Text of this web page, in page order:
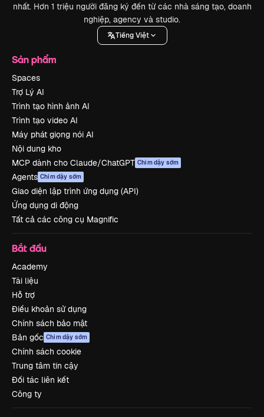
nhất. Hơn 1 triệu người đăng ký đến từ các nhà sáng tạo, doanh
nghiệp, agency và studio.
Tiếng Việt
Sản phẩm
Spaces
Trợ Lý AI
Trình tạo hình ảnh AI
Trình tạo video AI
Máy phát giọng nói AI
Nội dung kho
MCP dành cho Claude/ChatGPT Chim dậy sớm
Agents Chim dậy sớm
Giao diện lập trình ứng dụng (API)
Ứng dụng di động
Tất cả các công cụ Magnific
Bắt đầu
Academy
Tài liệu
Hỗ trợ
Điều khoản sử dụng
Chính sách bảo mật
Bản gốc Chim dậy sớm
Chính sách cookie
Trung tâm tin cậy
Đối tác liên kết
Công ty